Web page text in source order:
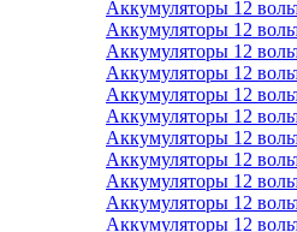
Аккумуляторы 12
Аккумуляторы 12
Аккумуляторы 12
Аккумуляторы 12
Аккумуляторы 12
Аккумуляторы 12
Аккумуляторы 12
Аккумуляторы 12
Аккумуляторы 12
Аккумуляторы 12
Аккумуляторы 12